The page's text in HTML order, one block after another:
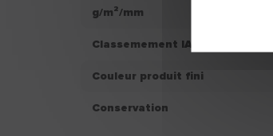
g/m²/mm
Classemement IAQ
Couleur produit fini
Conservation